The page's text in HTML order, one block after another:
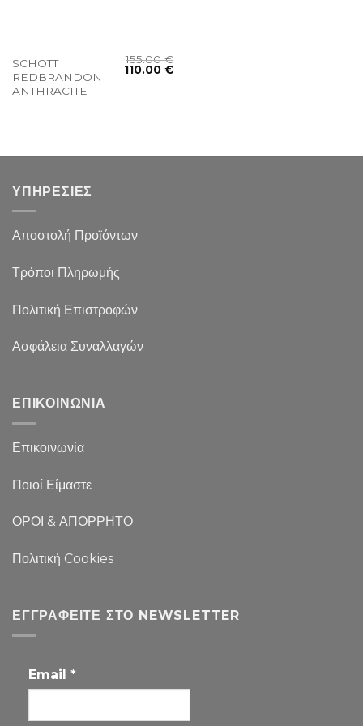
SCHOTT
REDBRANDON
ANTHRACITE
155.00€
110.00€
ΥΠΗΡΕΣΙΕΣ
Αποστολή Προϊόντων
Τρόποι Πληρωμής
Πολιτική Επιστροφών
Ασφάλεια Συναλλαγών
ΕΠΙΚΟΙΝΩΝΙΑ
Επικοινωνία
Ποιοί Είμαστε
ΟΡΟΙ & ΑΠΟΡΡΗΤΟ
Πολιτική Cookies
ΕΓΓΡΑΦΕΊΤΕ ΣΤΟ NEWSLETTER
Email *